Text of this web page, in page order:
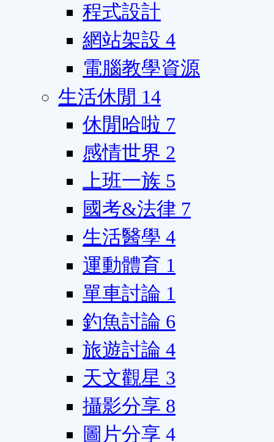
程式設計
網站架設 4
電腦教學資源
生活休閒 14
休閒哈啦 7
感情世界 2
上班一族 5
國考&法律 7
生活醫學 4
運動體育 1
單車討論 1
釣魚討論 6
旅遊討論 4
天文觀星 3
攝影分享 8
圖片分享 4